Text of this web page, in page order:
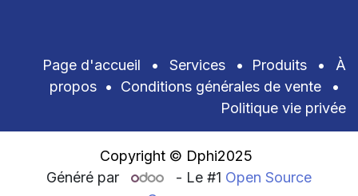
Page d'accueil • Services • Produits •
À
propos • Conditions générales de vente
•
Politique vie privée
Copyright © Dphi2025
Généré par
- Le #1 Open Source